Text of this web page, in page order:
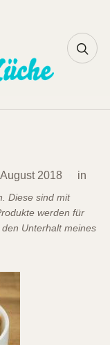
2018 in
Diese sind mit
werden für
Unterhalt meines